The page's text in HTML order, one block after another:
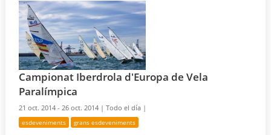
Campionat Iberdrola d'Europa de Vela
Paralímpica
21 oct. 2014 - 26 oct. 2014 |Todo el día |
esdeveniments grans esdeveniments